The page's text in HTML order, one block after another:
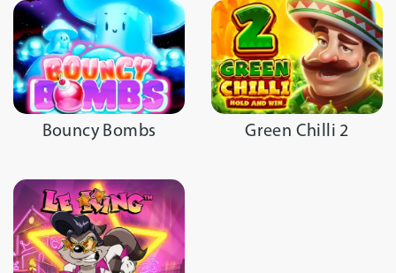
Bouncy Bombs Green Chilli 2